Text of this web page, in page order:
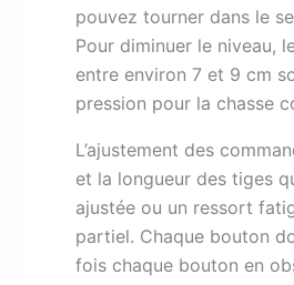
pouvez tourner dans le
Pour diminuer le niveau,
entre environ 7 et 9 cm
pression pour la chasse
L’ajustement des
et la longueur des tiges
ajustée ou un ressort
partiel. Chaque bouton
fois chaque bouton en